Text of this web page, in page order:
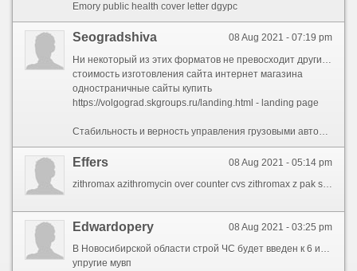
Emory public health cover letter dgypc
08 Aug 2021 - 07:19 pm
Seogradshiva
стоимость изготовления сайта интернет магазина
одностраничные сайты купить
https://volgograd.skgroups.ru/landing.html - landing page
Стабильность и верность управления грузовыми автомобилями Volvo доказал Жан-Клод Ван Дамм, сев для поперечный шпагат промеж движущимися грузовиками.Движки сайтов созданы ради того, воеже автоматизировать, облегчить и обогатить работу веб-мастеров. Раньше нужно было иметь хорошие знания HTML, CSS и PHP, для делать функциональный сайт. Однако теперь вам не обязательно детально изучать эти технологии, беспричинно наравне для основных задач вам довольно довольно разбираться в движках сайтов.геолокация в ИнстаграмеНе уступают сообразно почетности и другие московские ВУЗы, такие как Московский правительственный архитектурный институт, Художественно-технологический институт, Национальный институт союза дизайнеров России и школа им. В. И. Мухиной (Санкт-Петербургская государственная художественно-промышленная академия) в Питере.И, напоследок, look-alike. Это особая функция, которая анализирует характеристики исходной аудитории (скажем, собранной пикселем) и находит новых пользователей, которые похожи на исходных. Таким образом, вы получаете аудиторию, которая вторично не знакома с вашей компанией, но с которая с порядочный долей вероятности заинтересуется вами.
08 Aug 2021 - 05:14 pm
Effers
zithromax azithromycin over counter cvs zithromax z pak side effects
08 Aug 2021 - 03:25 pm
Edwardopery
В Новосибирской области строй ЧС будет введен к 6 июня. В минсельхозе Алтайского края не стали объяснять ситуацию с ходом посевной. Только на 1 июня сообразно краю яровой сев был выполнен для 2,4 млн га, что составляет 53% от намеченного объема. В тоже эпоха введение режима ЧС не планируется в Красноярском крае, где для сегодняшний сутки зерновыми и зернобобовыми засеяно 84,4% через плана. Отставание темпов посевной от прошлогодних показателей составляет 3-4 дня. В регионе рассчитывают сохранить объем урожая зерновых и зернобобовых для уровне 2021 возраст — 1,9 млн т. «Посевная в этом году проходит непросто. Ее начинание отсрочили большое собрание влаги на полях и затянувшаяся прохладная весна. Но краевым аграриям удалось минимизировать отставание, которое есть на текущую дату прошлого года», — сообщил умный сельского хозяйства и торговли Красноярского края Леонид Шорохов.Оборудование ради комплекса стали искать кроме год назад. Протяжно выбирали между импортными и российскими предложениями, но в результате остановили свой выбор на отечественном производителе — корпорации «Севкавэлеваторспецстрой»Сильно! Мне накануне сих пор не верится таким новостям — и визировщиком на зерне в юности работал, и сельское обстановка около Брежневе студентом поднимал… Какие же уроды придумали нашу прежнюю полуголодную жизнь, что мы не могли себя накормить и пшеницу в канаде покупали. С колорадским жуком в придачу. Со всем уважением в Гагарину пишу. Господи, а эти совхозы, пир, воровство… Надавайте мне минусов за это всё! Ведь беспричинно никто и не ответил после весь эти бесконечные унижения народа. Партхозактив после всё удачно приватизировал и стал новым смыслом новой жизни.
упругие мувп